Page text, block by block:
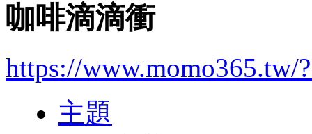
咖啡滴滴衝
https://www.momo365.tw/
主題